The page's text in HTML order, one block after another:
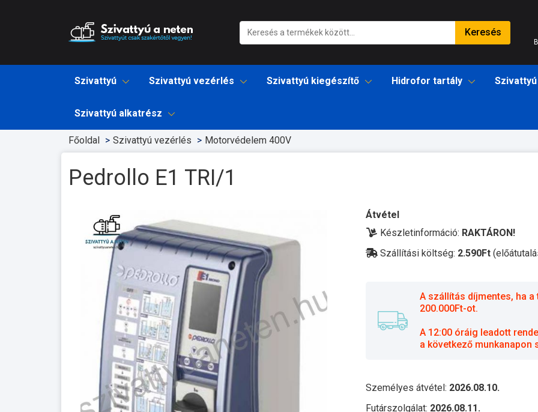
Keresés
Szivattyú Szivattyú vezérlés Szivattyú kiegészítő Hidrofor tartály
Szivattyú alkatrész
Főoldal Szivattyú vezérlés Motorvédelem 400V
Pedrollo E1 TRI/1
Átvétel
Készletinformáció: RAKTÁRON!
Szállítási költség: 2.590Ft
A szállítás díjmentes, ha
200.000Ft-ot.
A 12:00 óráig leadott
a következő munkanapon
Személyes átvétel: 2026.08.10.
Futárszolgálat: 2026.08.11.